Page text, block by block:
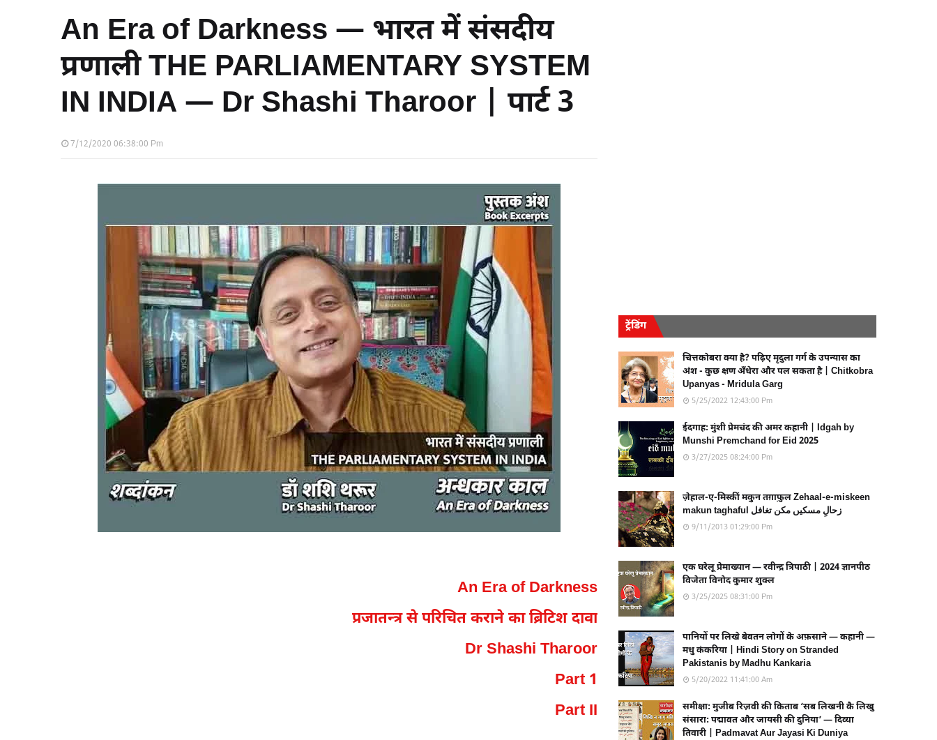
An Era of Darkness — भारत में संसदीय
प्रणाली THE PARLIAMENTARY SYSTEM
IN INDIA — Dr Shashi Tharoor | पार्ट 3
7/12/2020 06:38:00 Pm
An Era of Darkness
प्रजातन्त्र से परिचित कराने का ब्रिटिश दावा
Dr Shashi Tharoor
Part 1
Part II
ट्रेंडिंग
चित्तकोबरा क्या है? पढ़िए मृदुला गर्ग के उपन्यास का
अंश - कुछ क्षण अँधेरा और पल सकता है | Chitkobra
Upanyas - Mridula Garg
5/25/2022 12:43:00 Pm
ईदगाह: मुंशी प्रेमचंद की अमर कहानी | Idgah by
Munshi Premchand for Eid 2025
3/27/2025 08:24:00 Pm
ज़ेहाल-ए-मिस्कीं मकुन तग़ाफ़ुल Zehaal-e-miskeen
makun taghaful زحالِ مسکیں مکن تغافل
9/11/2013 01:29:00 Pm
एक घरेलू प्रेमाख्यान — रवीन्द्र त्रिपाठी | 2024 ज्ञानपीठ
विजेता विनोद कुमार शुक्ल
3/25/2025 08:31:00 Pm
पानियों पर लिखे बेवतन लोगों के अफ़साने — कहानी —
मधु कंकरिया | Hindi Story on Stranded
Pakistanis by Madhu Kankaria
5/20/2022 11:41:00 Am
समीक्षा: मुजीब रिज़वी की किताब ‘सब लिखनी कै लिखु
संसारा: पद्मावत और जायसी की दुनिया’ — दिव्या
तिवारी | Padmavat Aur Jayasi Ki Duniya